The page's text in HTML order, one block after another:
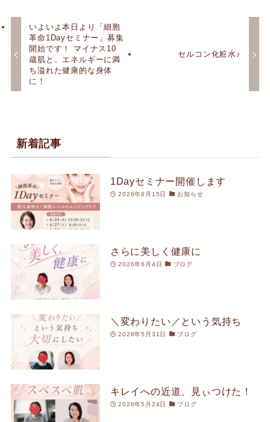
いよいよ本日より「細胞
革命1Dayセミナー」募集
開始です！ マイナス10
歳肌と、エネルギーに満
ち溢れた健康的な身体
に！
セルコン化粧水♪
新着記事
1Dayセミナー開催します
2026年6月15日 お知らせ
さらに美しく健康に
2026年6月4日 ブログ
＼変わりたい／という気持ち
2026年5月31日 ブログ
キレイへの近道、見ぃつけた！
2026年5月24日 ブログ